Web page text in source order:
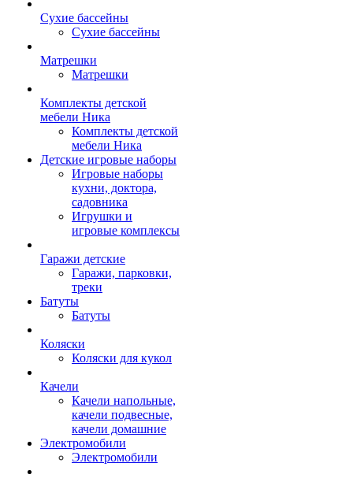
Сухие бассейны
Сухие бассейны
Матрешки
Матрешки
Комплекты детской
мебели Ника
Комплекты детской
мебели Ника
Детские игровые наборы
Игровые наборы
кухни, доктора,
садовника
Игрушки и
игровые комплексы
Гаражи детские
Гаражи, парковки,
треки
Батуты
Батуты
Коляски
Коляски для кукол
Качели
Качели напольные,
качели подвесные,
качели домашние
Электромобили
Электромобили